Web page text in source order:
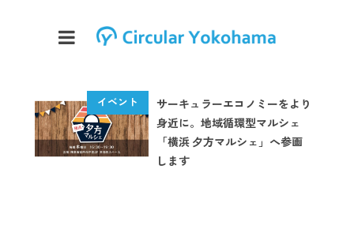
サーキュラーエコノミーをより
身近に。地域循環型マルシェ
「横浜 夕方マルシェ」へ参画
します